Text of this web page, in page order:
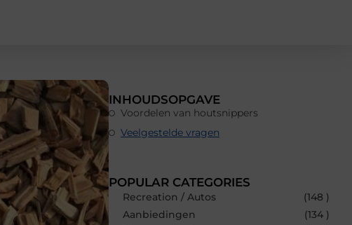
INHOUDSOPGAVE
Voordelen van houtsnippers
Veelgestelde vragen
POPULAR CATEGORIES
Recreation / Autos
(148 )
Aanbiedingen
(134 )